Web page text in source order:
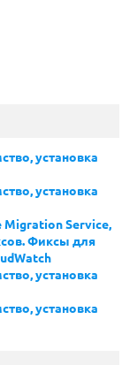
установка
установка
Migration Service,
Фиксы для
установка
установка